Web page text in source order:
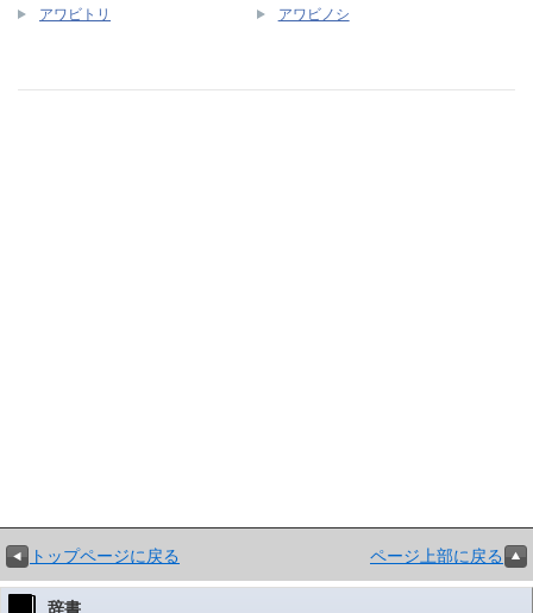
アワビトリ アワビノシ
トップページに戻る ページ上部に戻る
辞書